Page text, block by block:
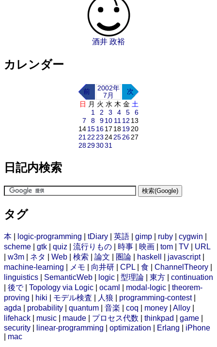
酒井 政裕
カレンダー
前
2002年
7月
次
日 月 火 水 木 金 土
1
2 3 4 5
6
7
8 910 11 12 13
14151617 181920
21 22 23 24252627
28293031
日記内検索
タグ
本 logic-programming tDiary 英語 gimp ruby cygwin
scheme
gtk quiz 流行りもの 時事 映画 tom TV
URL
w3m ネタ Web 検索 論文 圏論 haskell javascript|
machine-learning
メモ 向井研 CPL 食 ChannelTheory
linguistics
SemanticWeb logic 型理論 東方
continuation
後で| Topology via Logic ocaml modal-logic
theorem-
proving
hiki モデル検査 人狼 programming-contest|
agda
probability quantum 音楽 coq money Alloy
lifehack
music maude プロセス代数 thinkpad game
security
linear-programming optimization Erlang
iPhone
mac